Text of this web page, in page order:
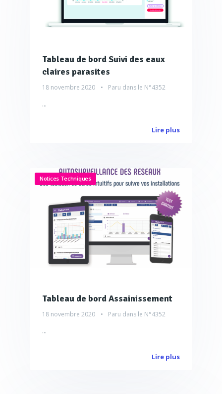
Tableau de bord Suivi des eaux
claires parasites
18 novembre 2020 Paru dans le N°4352
...
Lire plus
Notices Techniques
Tableau de bord Assainissement
18 novembre 2020 Paru dans le N°4352
...
Lire plus